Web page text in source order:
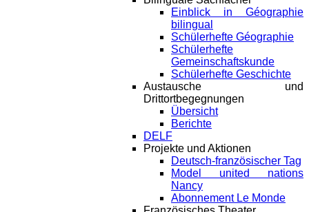
Einblick in Géographie
bilingual
Schülerhefte Géographie
Schülerhefte
Gemeinschaftskunde
Schülerhefte Geschichte
Austausche und
Drittortbegegnungen
Übersicht
Berichte
DELF
Projekte und Aktionen
Deutsch-französischer Tag
Model united nations
Nancy
Abonnement Le Monde